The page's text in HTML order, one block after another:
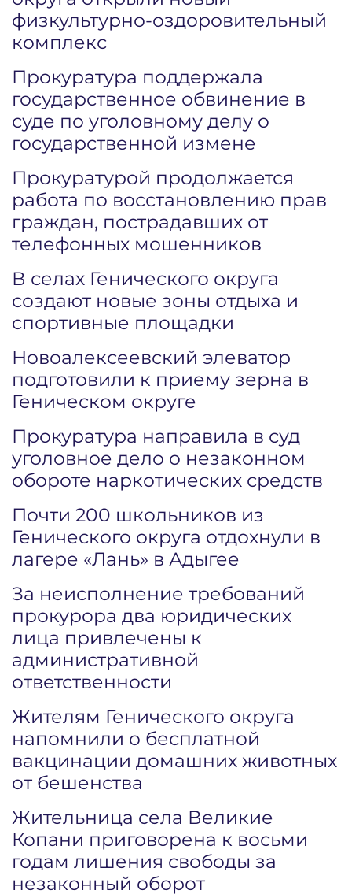
физкультурно-оздоровительный
комплекс
Прокуратура поддержала
государственное обвинение в
суде по уголовному делу о
государственной измене
Прокуратурой продолжается
работа по восстановлению прав
граждан, пострадавших от
телефонных мошенников
В селах Генического округа
создают новые зоны отдыха и
спортивные площадки
Новоалексеевский элеватор
подготовили к приему зерна в
Геническом округе
Прокуратура направила в суд
уголовное дело о незаконном
обороте наркотических средств
Почти 200 школьников из
Генического округа отдохнули в
лагере «Лань» в Адыгее
За неисполнение требований
прокурора два юридических
лица привлечены к
административной
ответственности
Жителям Генического округа
напомнили о бесплатной
вакцинации домашних животных
от бешенства
Жительница села Великие
Копани приговорена к восьми
годам лишения свободы за
незаконный оборот